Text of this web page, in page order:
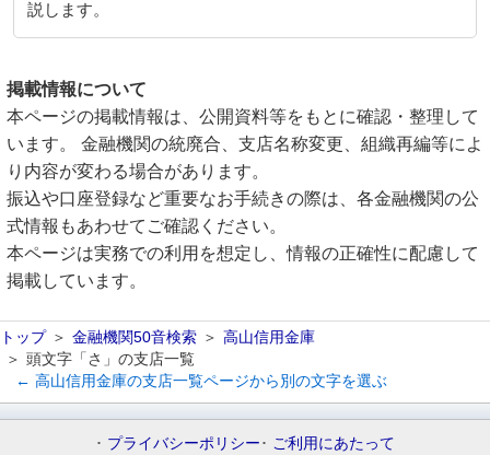
説します。
掲載情報について
本ページの掲載情報は、公開資料等をもとに確認・整理して
います。 金融機関の統廃合、支店名称変更、組織再編等によ
り内容が変わる場合があります。
振込や口座登録など重要なお手続きの際は、各金融機関の公
式情報もあわせてご確認ください。
本ページは実務での利用を想定し、情報の正確性に配慮して
掲載しています。
トップ 金融機関50音検索
高山信用金庫
頭文字「さ」の支店一覧
← 高山信用金庫の支店一覧ページから別の文字を選ぶ
プライバシーポリシー ご利用にあたって